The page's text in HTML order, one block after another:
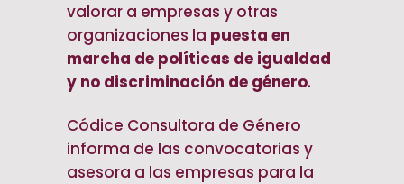
valorar a empresas y otras
organizaciones la puesta en
marcha de políticas de igualdad
y no discriminación de género.
Códice Consultora de Género
informa de las convocatorias y
asesora a las empresas para la